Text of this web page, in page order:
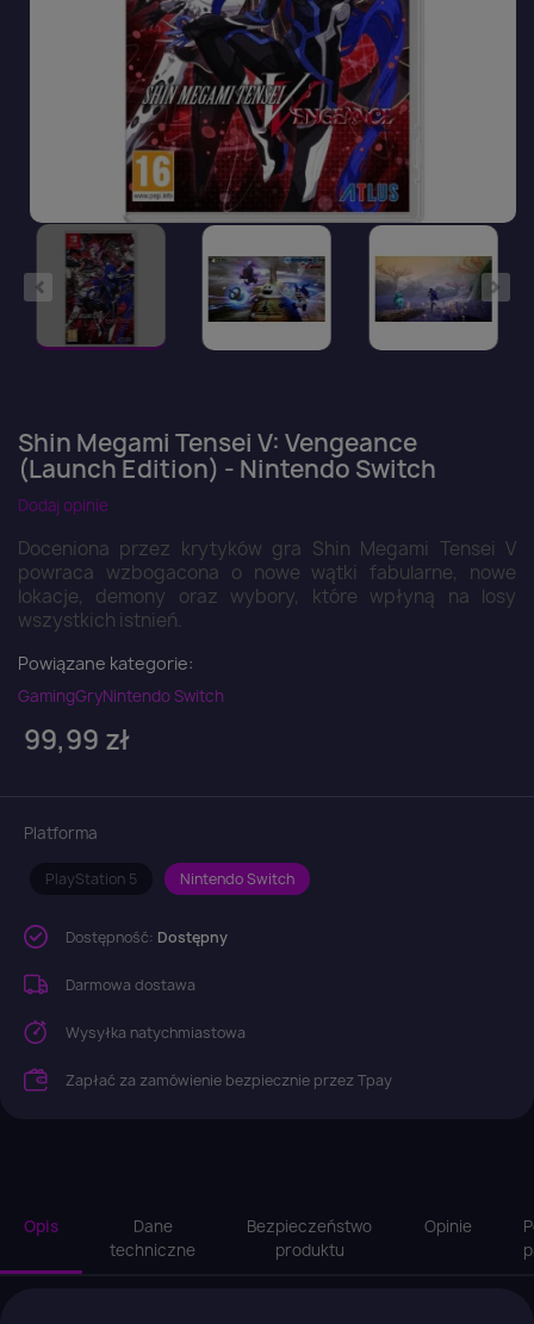
Shin Megami Tensei V: Vengeance
(Launch Edition) - Nintendo Switch
Dodaj opinie
Doceniona przez krytyków gra Shin Megami Tensei V
powraca wzbogacona o nowe wątki fabularne, nowe
lokacje, demony oraz wybory, które wpłyną na losy
wszystkich istnień.
Powiązane kategorie:
GamingGryNintendo Switch
99,99 zł
Platforma
PlayStation 5 Nintendo Switch
Dostępność: Dostępny
Darmowa dostawa
Wysyłka natychmiastowa
Zapłać za zamówienie bezpiecznie przez Tpay
Opis
Dane
techniczne
Bezpieczeństwo
produktu
Opinie